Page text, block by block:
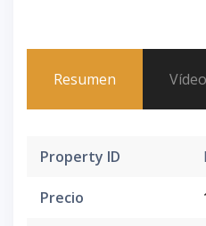
Resumen Vídeo
Property ID
Precio